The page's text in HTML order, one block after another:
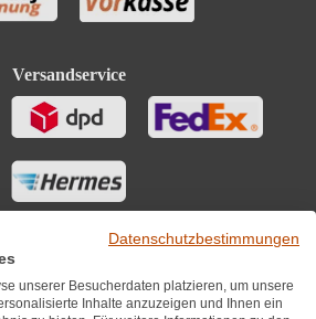
Versandservice
Datenschutzbestimmungen
unserer Besucherdaten platzieren, um unsere
Inhalte anzuzeigen und Ihnen ein